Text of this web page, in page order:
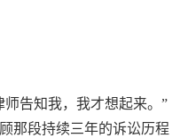
告知我，我才想起来。”
那段持续三年的诉讼历程